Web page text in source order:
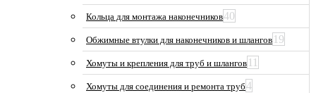
Кольца для монтажа наконечников40
Обжимные втулки для наконечников и шлангов 19
Хомуты и крепления для труб и шлангов 11
Хомуты для соединения и ремонта труб4